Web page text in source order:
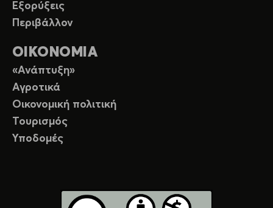
Εξορύξεις
Περιβάλλον
ΟΙΚΟΝΟΜΙΑ
«Ανάπτυξη»
Αγροτικά
Οικονομική πολιτική
Τουρισμός
Υποδομές